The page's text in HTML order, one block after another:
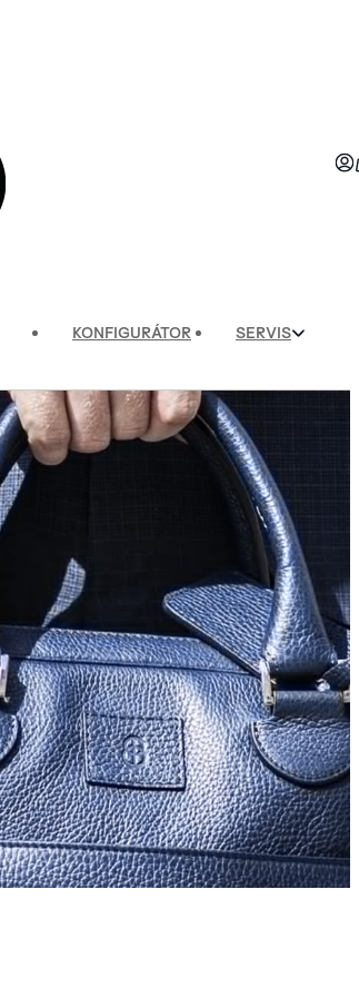
KONFIGURÁTOR SERVIS